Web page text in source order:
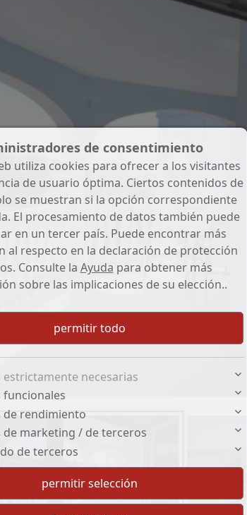
de consentimiento
utiliza cookies para ofrecer a los visitantes
de usuario óptima. Ciertos contenidos de
se muestran si la opción correspondiente
El procesamiento de datos también puede
en un tercer país. Puede encontrar más
al respecto en la declaración de protección
Consulte la Ayuda para obtener más
sobre las implicaciones de su elección..
estrictamente necesarias
funcionales
de rendimiento
de marketing / de terceros
de terceros